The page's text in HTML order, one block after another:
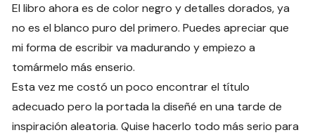
El libro ahora es de color negro y detalles dorados, ya
no es el blanco puro del primero. Puedes apreciar que
mi forma de escribir va madurando y empiezo a
tomármelo más enserio.
Esta vez me costó un poco encontrar el título
adecuado pero la portada la diseñé en una tarde de
inspiración aleatoria. Quise hacerlo todo más serio para